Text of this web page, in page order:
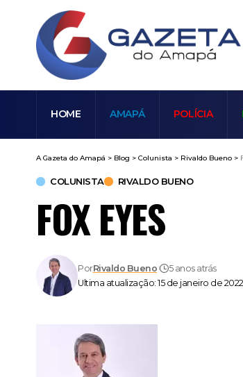
HOME AMAPÁ POLÍCIA
A Gazeta do Amapá > Blog > Colunista > Rivaldo Bueno >
COLUNISTA RIVALDO BUENO
FOX EYES
Ultima atualização: 15 de janeiro de 2022
PorRivaldo Bueno 5 anos atrás